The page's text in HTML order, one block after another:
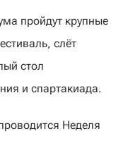
пройдут крупные
слёт
стол
и спартакиада.
Неделя